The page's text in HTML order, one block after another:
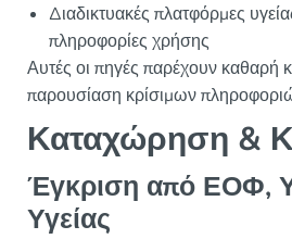
Διαδικτυακές πλατφόρμες
πληροφορίες χρήσης
Αυτές οι πηγές παρέχουν καθαρή
παρουσίαση κρίσιμων
Καταχώρηση &
Έγκριση από ΕΟΦ,
Υγείας